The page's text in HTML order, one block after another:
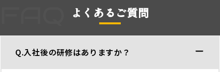
よくあるご質問
Q.入社後の研修はありますか？